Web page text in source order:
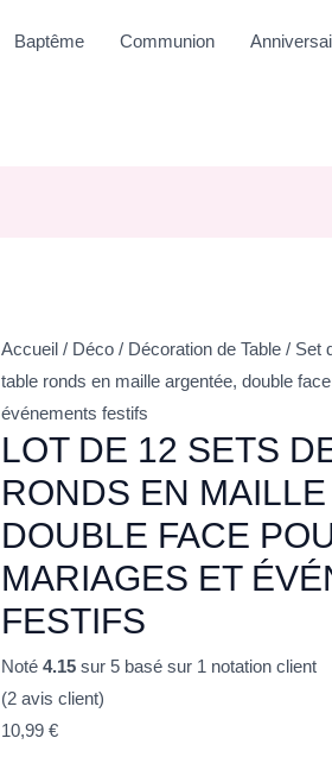
Baptême Communion
Accueil / Déco / Décoration de Table / Set
table ronds en maille argentée, double
événements festifs
LOT DE 12 SETS
RONDS EN
DOUBLE FACE
MARIAGES ET
FESTIFS
Noté 4.15 sur 5 basé sur 1 notation client
(2 avis client)
10,99 €